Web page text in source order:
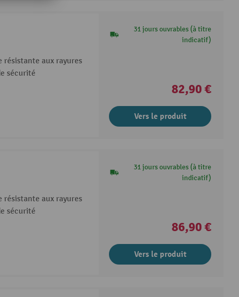
résistante aux rayures
sécurité
31 jours ouvrables (à titre
indicatif)
82,90 €
Vers le produit
résistante aux rayures
sécurité
31 jours ouvrables (à titre
indicatif)
86,90 €
Vers le produit